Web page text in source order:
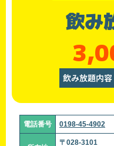
飲み
飲み放題内容
電話番号 0198-45-4902
〒028-3101